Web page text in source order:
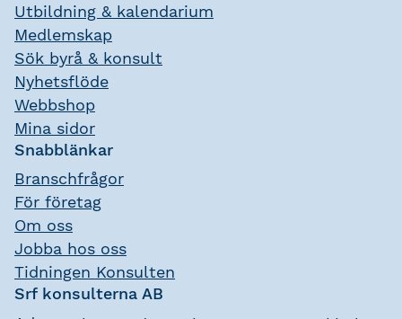
Utbildning & kalendarium
Medlemskap
Sök byrå & konsult
Nyhetsflöde
Webbshop
Mina sidor
Snabblänkar
Branschfrågor
För företag
Om oss
Jobba hos oss
Tidningen Konsulten
Srf konsulterna AB